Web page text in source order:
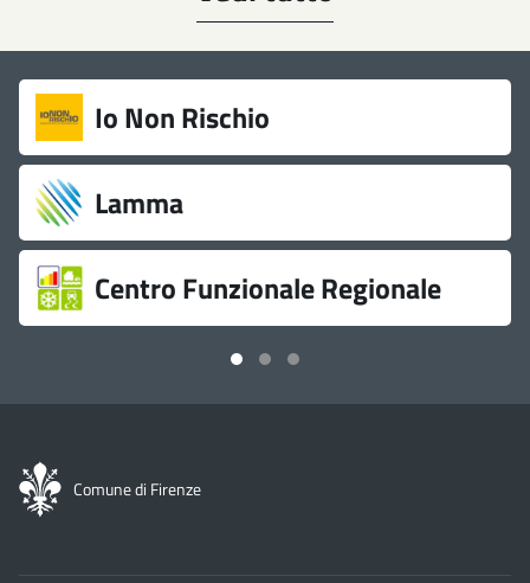
Link
utili Io Non Rischio
Lamma
Centro Funzionale Regionale
Comune di Firenze